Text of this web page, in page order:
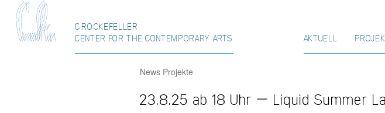
C.ROCKEFELLER
CENTER FOR THE CONTEMPORARY ARTS
AKTUELL
News Projekte
23.8.25 ab 18 Uhr – Liquid Summer